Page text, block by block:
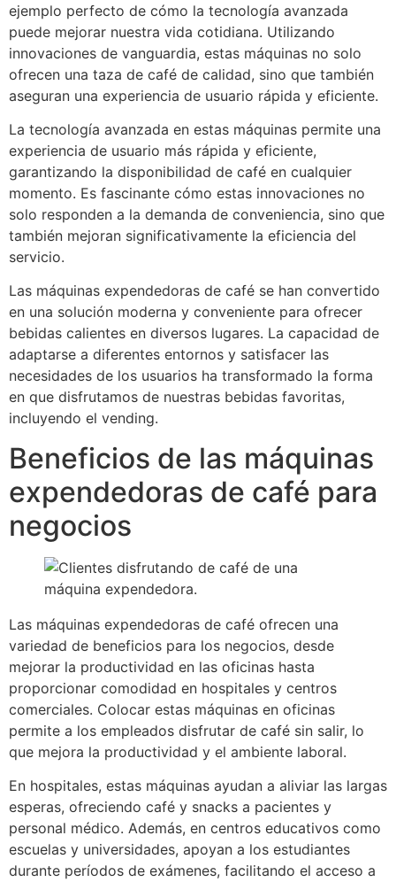
ejemplo perfecto de cómo la tecnología avanzada
puede mejorar nuestra vida cotidiana. Utilizando
innovaciones de vanguardia, estas máquinas no solo
ofrecen una taza de café de calidad, sino que también
aseguran una experiencia de usuario rápida y eficiente.
La tecnología avanzada en estas máquinas permite una
experiencia de usuario más rápida y eficiente,
garantizando la disponibilidad de café en cualquier
momento. Es fascinante cómo estas innovaciones no
solo responden a la demanda de conveniencia, sino que
también mejoran significativamente la eficiencia del
servicio.
Las máquinas expendedoras de café se han convertido
en una solución moderna y conveniente para ofrecer
bebidas calientes en diversos lugares. La capacidad de
adaptarse a diferentes entornos y satisfacer las
necesidades de los usuarios ha transformado la forma
en que disfrutamos de nuestras bebidas favoritas,
incluyendo el vending.
Beneficios de las máquinas
expendedoras de café para
negocios
Las máquinas expendedoras de café ofrecen una
variedad de beneficios para los negocios, desde
mejorar la productividad en las oficinas hasta
proporcionar comodidad en hospitales y centros
comerciales. Colocar estas máquinas en oficinas
permite a los empleados disfrutar de café sin salir, lo
que mejora la productividad y el ambiente laboral.
En hospitales, estas máquinas ayudan a aliviar las largas
esperas, ofreciendo café y snacks a pacientes y
personal médico. Además, en centros educativos como
escuelas y universidades, apoyan a los estudiantes
durante períodos de exámenes, facilitando el acceso a